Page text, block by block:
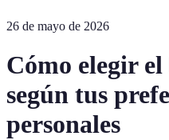
26 de mayo de 2026
Cómo elegir
según tus
personales